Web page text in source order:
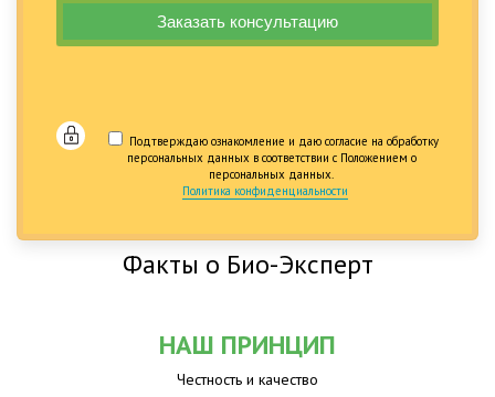
Подтверждаю ознакомление и даю согласие на обработку
персональных данных в соответствии с Положением о
персональных данных.
Политика конфиденциальности
Факты о Био-Эксперт
НАШ ПРИНЦИП
Честность и качество